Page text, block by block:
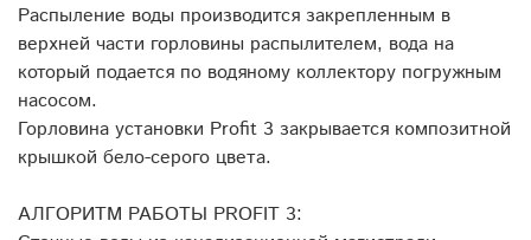
Распыление воды производится закрепленным в
верхней части горловины распылителем, вода на
который подается по водяному коллектору погружным
насосом.
Горловина установки Profit 3 закрывается композитной
крышкой бело-серого цвета.
АЛГОРИТМ РАБОТЫ PROFIT 3: